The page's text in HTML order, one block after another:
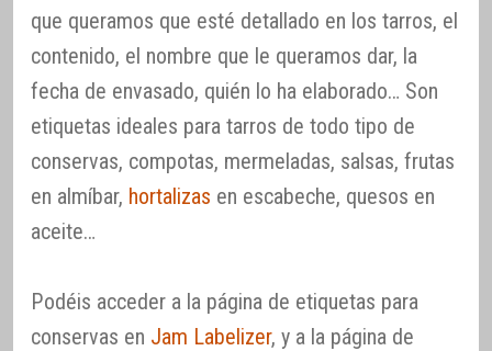
que queramos que esté detallado en los tarros, el
contenido, el nombre que le queramos dar, la
fecha de envasado, quién lo ha elaborado… Son
etiquetas ideales para tarros de todo tipo de
conservas, compotas, mermeladas, salsas, frutas
en almíbar, hortalizas en escabeche, quesos en
aceite…
Podéis acceder a la página de etiquetas para
conservas en Jam Labelizer, y a la página de